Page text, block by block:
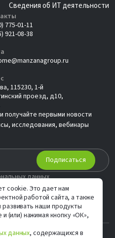
cookie. Это дает нам
работой сайта, а также
наши продукты
(или) нажимая кнопку «ОК»,
данных, содержащихся в
Сведения об ИТ деятельности
775-01-11
921-08-38
115230, 1-й
проезд, д10,
получайте первыми новости
исследования, вебинары
Подписаться
данных